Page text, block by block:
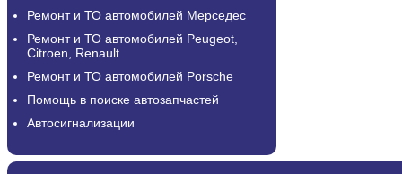
Ремонт и ТО автомобилей Мерседес
Ремонт и ТО автомобилей Peugeot,
Citroen, Renault
Ремонт и ТО автомобилей Porsche
Помощь в поиске автозапчастей
Автосигнализации